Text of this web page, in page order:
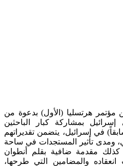
هرتسليا (الأول) بدعوة من
بمشاركة كبار الباحثين
في إسرائيل، يتضمن تقديراتهم
ومدى تأثير المستجدات في ساحة
كذلك مقدمة ضافية بقلم أنطوان
والمضامين التي طرحها،